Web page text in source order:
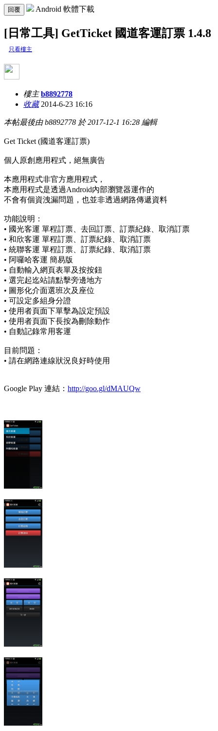
回覆 Android 軟體下載
[日常工具] GetTicket 國道客運訂票 1.4.8
只看樓主
樓主 b8892778
收藏2014-6-23 16:16
本帖最後由 b8892778 於 2017-12-1 16:28 編輯
Get Ticket (國道客運訂票)
個人原創應用程式，絕無廣告
本應用程式非官方應用程式，
本應用程式是透過Android內部瀏覽器運作的
不會有個資洩漏問題，也並非透過網路傳遞資料
功能說明：
• 國光客運 單程訂票、去回訂票、訂票紀錄、取消訂票
• 和欣客運 單程訂票、訂票紀錄、取消訂票
• 統聯客運 單程訂票、訂票紀錄、取消訂票
• 阿囉哈客運 簡易版
• 自動輸入網頁表單及按按鈕
• 選完起迄站請點擊旁邊地方
• 圖形化介面選班次及座位
• 可設定多組身分證
• 使用者頁面下單擊為設定預設
• 使用者頁面下長按為刪除動作
• 自動記錄常用客運
目前問題：
• 請在網路連線狀況良好時使用
Google Play 連結： http://goo.gl/dMAUQw